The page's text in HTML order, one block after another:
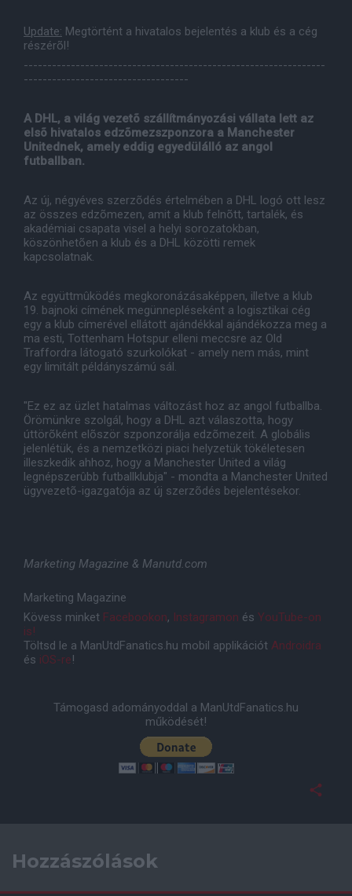
Update: Megtörtént a hivatalos bejelentés a klub és a cég
részérõl!
----------------------------------------------------------------
-----------------------------------
A DHL, a világ vezetõ szállítmányozási vállata lett az
elsõ hivatalos edzõmezszponzora a Manchester
Unitednek, amely eddig egyedülálló az angol
futballban.
Az új, négyéves szerzõdés értelmében a DHL logó ott lesz
az összes edzõmezen, amit a klub felnõtt, tartalék, és
akadémiai csapata visel a helyi sorozatokban,
köszönhetõen a klub és a DHL közötti remek
kapcsolatnak.
Az együttmûködés megkoronázásaképpen, illetve a klub
19. bajnoki címének megünnepléseként a logisztikai cég
egy a klub címerével ellátott ajándékkal ajándékozza meg a
ma esti, Tottenham Hotspur elleni meccsre az Old
Traffordra látogató szurkolókat - amely nem más, mint
egy limitált példányszámú sál.
"Ez ez az üzlet hatalmas változást hoz az angol futballba.
Örömünkre szolgál, hogy a DHL azt válaszotta, hogy
úttörõként elõször szponzorálja edzõmezeit. A globális
jelenlétük, és a nemzetközi piaci helyzetük tökéletesen
illeszkedik ahhoz, hogy a Manchester United a világ
legnépszerûbb futballklubja" - mondta a Manchester United
ügyvezetõ-igazgatója az új szerzõdés bejelentésekor.
Marketing Magazine & Manutd.com
Marketing Magazine
Kövess minket Facebookon, Instagramon és YouTube-on
is!
Töltsd le a ManUtdFanatics.hu mobil applikációt Androidra
és iOS-re!
Támogasd adományoddal a ManUtdFanatics.hu
működését!
Hozzászólások